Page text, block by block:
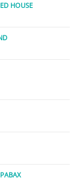
HOUSE